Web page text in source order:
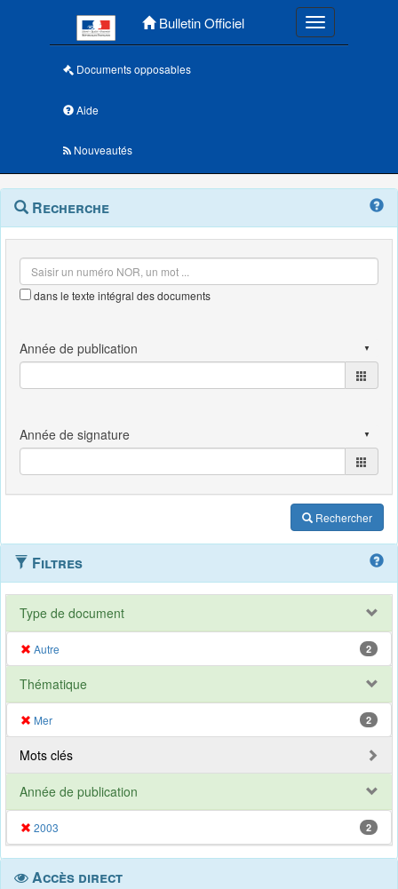
Bulletin Officiel Toggle
Documents opposables
Aide
Nouveautés
Navigation
outils
Menu
contextuel
Recherche
dans le texte intégral des documents
Rechercher
Filtres
Type de document
Autre 2
Thématique
Mer 2
Mots clés
Année de publication
2003 2
Accès direct